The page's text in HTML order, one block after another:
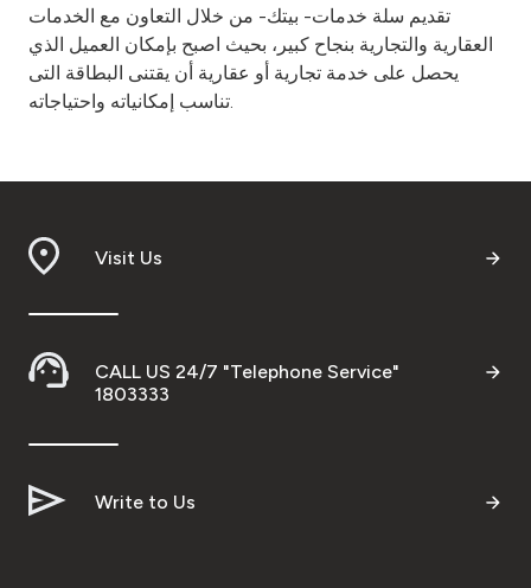
تقديم سلة خدمات- بيتك- من خلال التعاون مع الخدمات
العقارية والتجارية بنجاح كبير، بحيث اصبح بإمكان العميل الذي
يحصل على خدمة تجارية أو عقارية أن يقتنى البطاقة التى
تناسب إمكانياته واحتياجاته.
Visit Us
CALL US 24/7 "Telephone Service"
1803333
Write to Us